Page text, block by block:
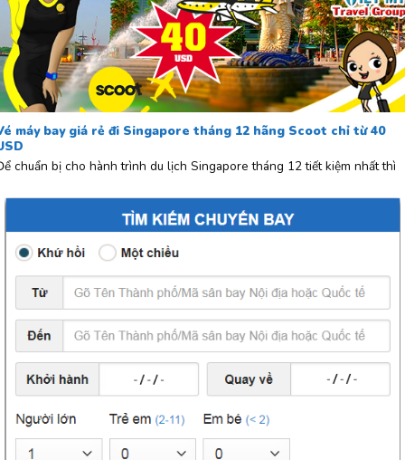
máy bay giá rẻ đi Singapore tháng 12 hãng Scoot chỉ từ 40
chuẩn bị cho hành trình du lịch Singapore tháng 12 tiết kiệm nhất thì